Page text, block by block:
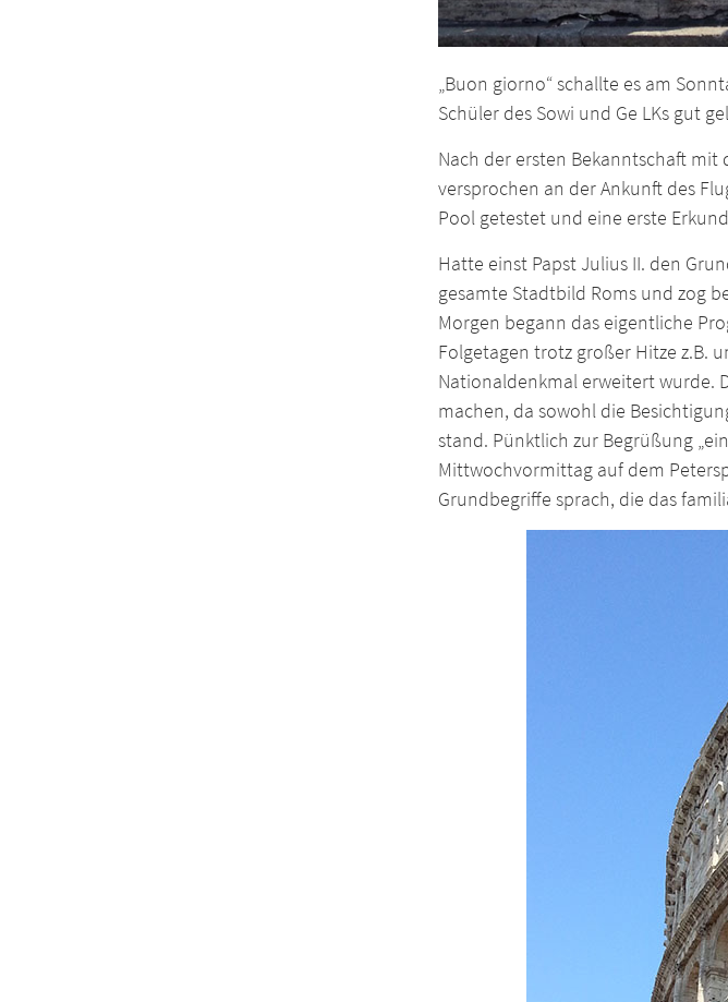
„Buon giorno“ schallte es am
Schüler des Sowi und Ge LKs gut
Nach der ersten Bekanntschaft
versprochen an der Ankunft des
Pool getestet und eine erste
Hatte einst Papst Julius II. den
gesamte Stadtbild Roms und zog
Morgen begann das eigentliche
Folgetagen trotz großer Hitze z.B.
Nationaldenkmal erweitert wurde.
machen, da sowohl die
stand. Pünktlich zur Begrüßung
Mittwochvormittag auf dem
Grundbegriffe sprach, die das